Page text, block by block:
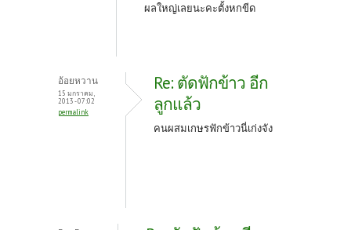
ผลใหญ่เลยนะคะตั้งหกขีด
อ้อยหวาน
15 มกราคม,
2013 - 07:02
permalink
Re: ตัดฟักข้าว อีก
ลูกแล้ว
คนผสมเกษรฟักข้าวนี่เก่งจัง